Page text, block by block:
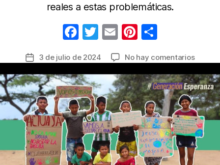
reales a estas problemáticas.
F
c
e
b
o
o
k
T
itt
er
E
ail
Pi
er
e
st
m
p
ar
tir
Fecha
la
entrada
3 de julio de 2024 No hay comentariosen
desde
La
alza
su
voz